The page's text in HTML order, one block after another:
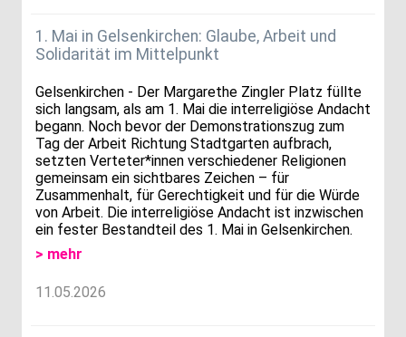
1. Mai in Gelsenkirchen: Glaube, Arbeit und
Solidarität im Mittelpunkt
Gelsenkirchen - Der Margarethe Zingler Platz füllte
sich langsam, als am 1. Mai die interreligiöse Andacht
begann. Noch bevor der Demonstrationszug zum
Tag der Arbeit Richtung Stadtgarten aufbrach,
setzten Verteter*innen verschiedener Religionen
gemeinsam ein sichtbares Zeichen – für
Zusammenhalt, für Gerechtigkeit und für die Würde
von Arbeit. Die interreligiöse Andacht ist inzwischen
ein fester Bestandteil des 1. Mai in Gelsenkirchen.
> mehr
11.05.2026